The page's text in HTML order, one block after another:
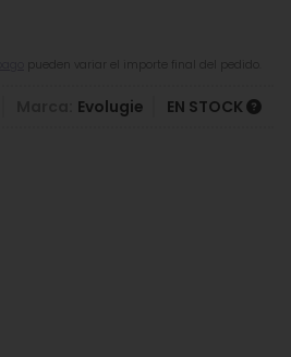
pueden variar el importe final del pedido.
Evolugie
EN STOCK